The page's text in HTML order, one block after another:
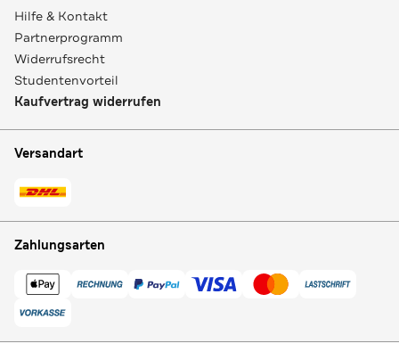
Hilfe & Kontakt
Partnerprogramm
Widerrufsrecht
Studentenvorteil
Kaufvertrag widerrufen
Versandart
Zahlungsarten